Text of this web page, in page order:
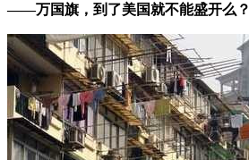
——万国旗，到了美国就不能盛开么？